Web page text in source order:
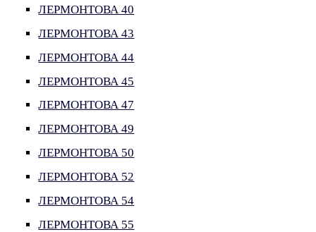
ЛЕРМОНТОВА 40
ЛЕРМОНТОВА 43
ЛЕРМОНТОВА 44
ЛЕРМОНТОВА 45
ЛЕРМОНТОВА 47
ЛЕРМОНТОВА 49
ЛЕРМОНТОВА 50
ЛЕРМОНТОВА 52
ЛЕРМОНТОВА 54
ЛЕРМОНТОВА 55